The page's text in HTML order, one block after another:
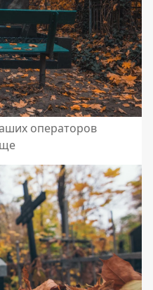
операторов